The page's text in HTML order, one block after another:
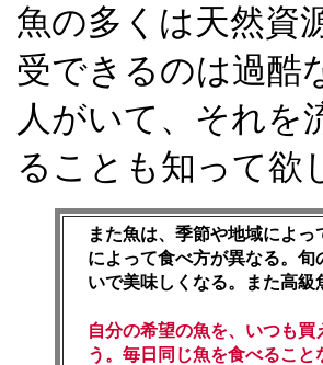
魚の多くは天然資
受できるのは過酷
人がいて、それを
ることも知って欲
また魚は、季節や地域によ
によって食べ方が異なる。
いで美味しくなる。また高
自分の希望の魚を、いつも
う。毎日同じ魚を食べるこ